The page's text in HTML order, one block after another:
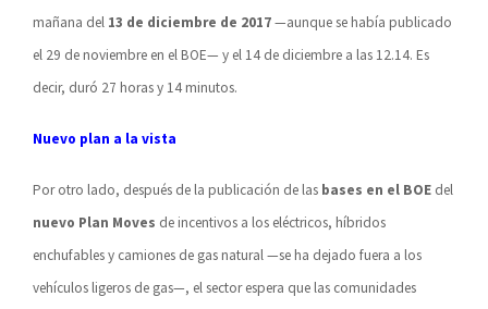
mañana del 13 de diciembre de 2017—aunque se había publicado
el 29 de noviembre en el BOE— y el 14 de diciembre a las 12.14. Es
decir, duró 27 horas y 14 minutos.
Nuevo plan a la vista
Por otro lado, después de la publicación de las bases en el BOE del
nuevo Plan Moves de incentivos a los eléctricos, híbridos
enchufables y camiones de gas natural —se ha dejado fuera a los
vehículos ligeros de gas—, el sector espera que las comunidades